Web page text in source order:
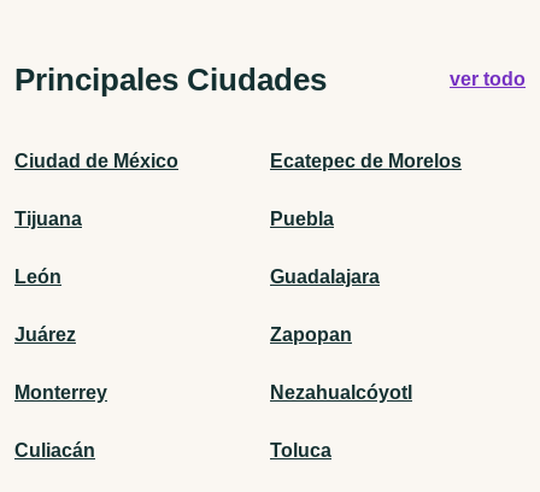
Principales Ciudades ver todo
Ciudad de México Ecatepec de Morelos
Tijuana Puebla
León Guadalajara
Juárez Zapopan
Monterrey Nezahualcóyotl
Culiacán Toluca